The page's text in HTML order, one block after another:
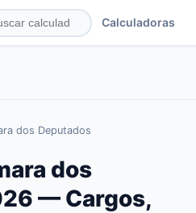
Calculadoras
dos Deputados
dos
— Cargos,